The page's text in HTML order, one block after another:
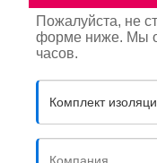
Пожалуйста, не
форме ниже. Мы
часов.